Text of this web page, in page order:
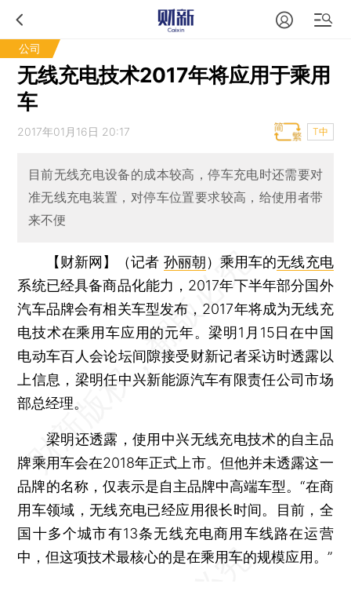
公司
无线充电技术2017年将应用于乘用
车
2017年01月16日 20:17 T中
目前无线充电设备的成本较高，停车充电时还需要对
准无线充电装置，对停车位置要求较高，给使用者带
来不便
【财新网】（记者 孙丽朝） 乘用车的无线充电
系统已经具备商品化能力，2017年下半年部分国外
汽车品牌会有相关车型发布，2017年将成为无线充
电技术在乘用车应用的元年。梁明1月15日在中国
电动车百人会论坛间隙接受财新记者采访时透露以
上信息，梁明任中兴新能源汽车有限责任公司市场
部总经理。
梁明还透露，使用中兴无线充电技术的自主品
牌乘用车会在2018年正式上市。但他并未透露这一
品牌的名称，仅表示是自主品牌中高端车型。“在商
用车领域，无线充电已经应用很长时间。目前，全
国十多个城市有13条无线充电商用车线路在运营
中，但这项技术最核心的是在乘用车的规模应用。”